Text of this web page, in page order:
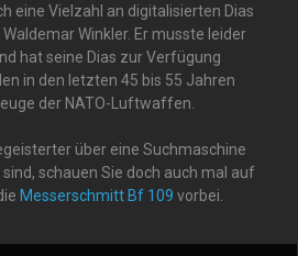
eine Vielzahl an digitalisierten Dias
Winkler. Er musste leider
hat seine Dias zur Verfügung
in den letzten 45 bis 55 Jahren
der NATO-Luftwaffen.
über eine Suchmaschine
schauen Sie doch auch mal auf
Messerschmitt Bf 109 vorbei.